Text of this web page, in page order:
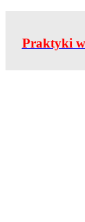
Praktyki